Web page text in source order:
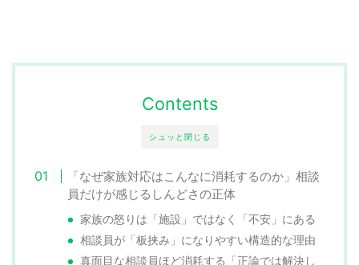
シュッと閉じる
Contents
「なぜ家族対応はこんなに消耗するのか」相談
員だけが感じるしんどさの正体
家族の怒りは「施設」ではなく「不安」にある
相談員が「板挟み」になりやすい構造的な理由
真面目な相談員ほど消耗する「正論では解決し